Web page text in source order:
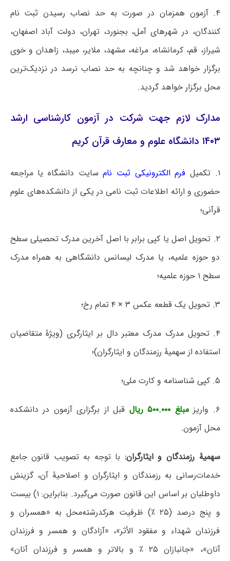
۴. آزمون همزمان در صورت به حد نصاب رسیدن ثبت نام
کنندگان، در شهرهای آمل، بجنورد، تهران، دولت آباد اصفهان،
شیراز، قم، کرمانشاه، مراغه، مشهد، ملایر، میبد، زاهدان و خوی
برگزار خواهد شد و چنانچه به حد نصاب نرسد در نزدیک‌ترین
محل برگزار خواهد گردید.
مدارک لازم جهت شرکت در آزمون کارشناسی ارشد
۱۴۰۳ دانشگاه علوم و معارف قرآن کریم
۱. تکمیل فرم الکترونیکی ثبت نامسایت دانشگاه یا مراجعه
حضوری و ارائه اطلاعات ثبت نامی در یکی از دانشکده‌های علوم
قرآنی؛
۲. تحویل اصل یا کپی برابر با اصل آخرین مدرک تحصیلی سطح
دو حوزه علمیه، یا مدرک لیسانس دانشگاهی به همراه مدرک
سطح ۱ حوزه علمیه؛
۳. تحویل یک قطعه عکس ۳ × ۴ تمام رخ؛
۴. تحویل مدرک مدرک معتبر دال بر ایثارگری (ویژۀ متقاضیان
استفاده از سهمیۀ رزمندگان و ایثارگران)؛
۵. کپی شناسنامه و کارت ملی؛
۶. واریز مبلغ ۵۰۰.۰۰۰ ریال
قبل از برگزاری آزمون در دانشکده
محل آزمون.
سهمیۀ رزمندگان و ایثارگران: با توجه به تصویب قانون جامع
خدمات‌رسانی به رزمندگان و ایثارگران و اصلاحیۀ آن، گزینش
داوطلبان بر اساس این قانون صورت می‌گیرد. بنابراین: ۱) بیست
و پنج درصد (۲۵ ٪) ظرفیت هرکدرشته‌محل به «همسران و
فرزندان شهداء و مفقود الأثر»، «آزادگان و همسر و فرزندان
آنان»، «جانبازان ۲۵ ٪ و بالاتر و همسر و فرزندان آنان»